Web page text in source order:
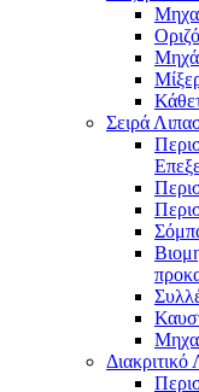
Σειρά